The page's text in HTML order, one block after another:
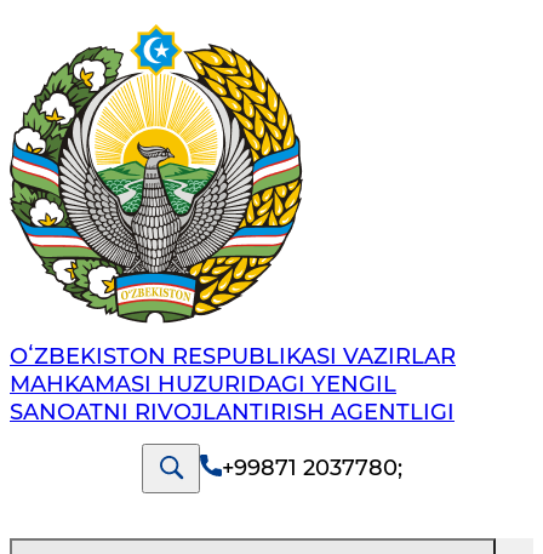
OʻZBEKISTON RESPUBLIKASI VAZIRLAR
MAHKAMASI HUZURIDAGI YENGIL
SANOATNI RIVOJLANTIRISH AGENTLIGI
+99871 2037780;